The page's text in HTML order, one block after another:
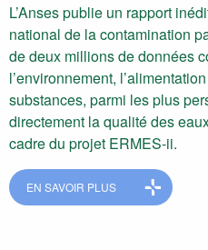
L’Anses publie un rapport
national de la contamination
de deux millions de données
l’environnement,
substances, parmi les plus
directement la qualité des
cadre du projet ERMES-ii.
EN SAVOIR PLUS